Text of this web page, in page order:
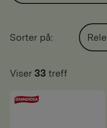
Viser 33 treff
Sorter på: